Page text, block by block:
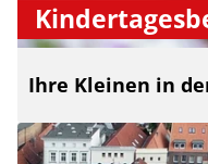
Ihre Kleinen in